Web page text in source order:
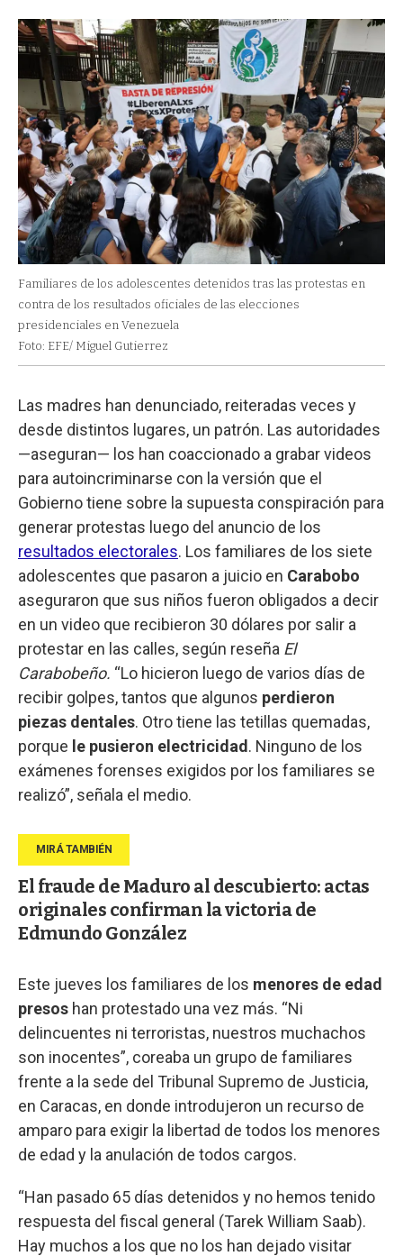
Familiares de los adolescentes detenidos tras las protestas en
contra de los resultados oficiales de las elecciones
presidenciales en Venezuela
Foto: EFE/ Miguel Gutierrez
Las madres han denunciado, reiteradas veces y
desde distintos lugares, un patrón. Las autoridades
—aseguran— los han coaccionado a grabar videos
para autoincriminarse con la versión que el
Gobierno tiene sobre la supuesta conspiración para
generar protestas luego del anuncio de los
resultados electorales. Los familiares de los siete
adolescentes que pasaron a juicio en Carabobo
aseguraron que sus niños fueron obligados a decir
en un video que recibieron 30 dólares por salir a
protestar en las calles, según reseña El
Carabobeño. “Lo hicieron luego de varios días de
recibir golpes, tantos que algunos perdieron
piezas dentales. Otro tiene las tetillas quemadas,
porque le pusieron electricidad . Ninguno de los
exámenes forenses exigidos por los familiares se
realizó”, señala el medio.
El fraude de Maduro al descubierto: actas
originales confirman la victoria de
Edmundo González
Este jueves los familiares de los menores de edad
presos han protestado una vez más. “Ni
delincuentes ni terroristas, nuestros muchachos
son inocentes”, coreaba un grupo de familiares
frente a la sede del Tribunal Supremo de Justicia,
en Caracas, en donde introdujeron un recurso de
amparo para exigir la libertad de todos los menores
de edad y la anulación de todos cargos.
“Han pasado 65 días detenidos y no hemos tenido
respuesta del fiscal general (Tarek William Saab).
Hay muchos a los que no los han dejado visitar